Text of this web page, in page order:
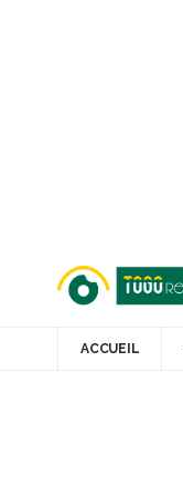
ACCUEIL